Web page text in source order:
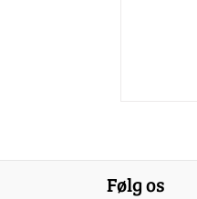
Følg os